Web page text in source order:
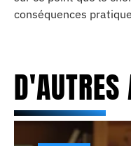
conséquences